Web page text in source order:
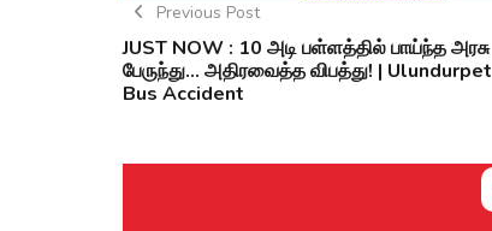
Previous Post
JUST NOW : 10 அடி பள்ளத்தில் பாய்ந்த அரசு
பேருந்து... அதிரவைத்த விபத்து! | Ulundurpet
Bus Accident